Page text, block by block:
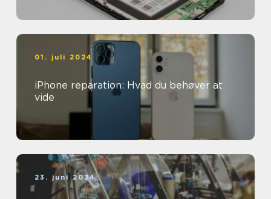
01. juli 2024
iPhone reparation: Hvad du behøver at
vide
23. juni 2024